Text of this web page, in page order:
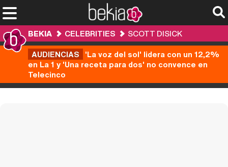
BEKIA CELEBRITIES
SCOTT DISICK
AUDIENCIAS 'La voz del sol' lidera con un 12,2%
en La 1 y 'Una receta para dos' no convence en
Telecinco